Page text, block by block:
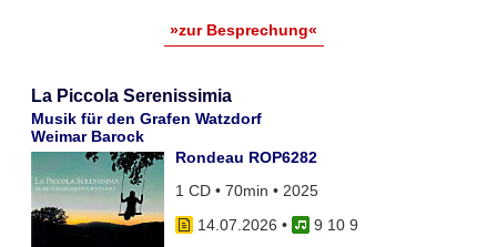
»zur Besprechung«
La Piccola Serenissimia
Musik für den Grafen Watzdorf
Weimar Barock
Rondeau ROP6282
1 CD • 70min • 2025
14.07.2026 •
9 10 9